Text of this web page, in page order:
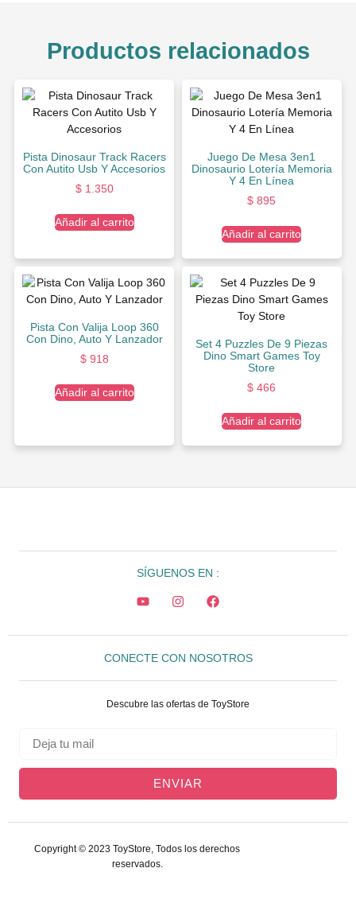
Productos relacionados
Pista Dinosaur Track Racers
Con Autito Usb Y Accesorios
$1.350
Añadir al carrito
Juego De Mesa 3en1
Dinosaurio Lotería Memoria
Y 4 En Línea
$ 895
Añadir al carrito
Pista Con Valija Loop 360
Con Dino, Auto Y Lanzador
$918
Añadir al carrito
Set 4 Puzzles De 9 Piezas
Dino Smart Games Toy
Store
$ 466
Añadir al carrito
SÍGUENOS EN :
CONECTE CON NOSOTROS
Descubre las ofertas de ToyStore
ENVIAR
Copyright © 2023 ToyStore, Todos los derechos
reservados.